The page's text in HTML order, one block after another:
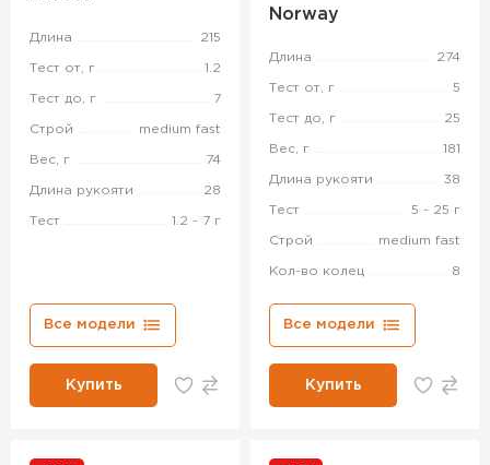
Длина 215
Тест от, г 1.2
Тест до, г 7
Строй medium fast
Вес, г 74
Длина рукояти 28
Тест 1.2 - 7 г
Все модели
Купить
Norway
Длина 274
Тест от, г 5
Тест до, г 25
Вес, г 181
Длина рукояти 38
Тест 5 - 25 г
Строй medium fast
Кол-во колец 8
Все модели
Купить